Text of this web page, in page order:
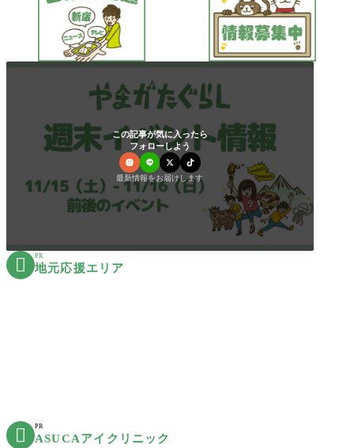
この記事が気に入ったら
フォローしよう
最新情報をお届けします
 PR
地元応援エリア
 PR
ASUCAアイクリニック